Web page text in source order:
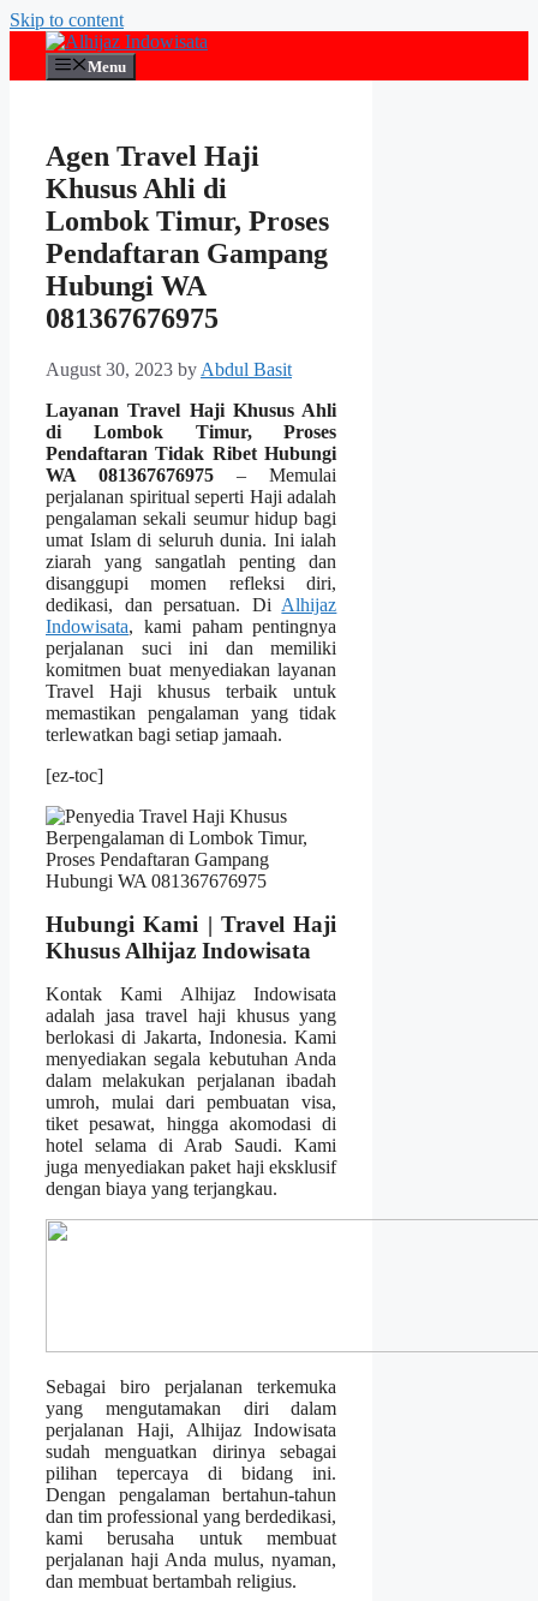
Skip to content
Menu
Agen Travel Haji
Khusus Ahli di
Lombok Timur, Proses
Pendaftaran Gampang
Hubungi WA
081367676975
August 30, 2023 by Abdul Basit
Layanan Travel Haji Khusus Ahli
di Lombok Timur, Proses
Pendaftaran Tidak Ribet Hubungi
WA 081367676975 – Memulai
perjalanan spiritual seperti Haji adalah
pengalaman sekali seumur hidup bagi
umat Islam di seluruh dunia. Ini ialah
ziarah yang sangatlah penting dan
disanggupi momen refleksi diri,
dedikasi, dan persatuan. Di Alhijaz
Indowisata, kami paham pentingnya
perjalanan suci ini dan memiliki
komitmen buat menyediakan layanan
Travel Haji khusus terbaik untuk
memastikan pengalaman yang tidak
terlewatkan bagi setiap jamaah.
[ez-toc]
Hubungi Kami | Travel Haji
Khusus Alhijaz Indowisata
Kontak Kami Alhijaz Indowisata
adalah jasa travel haji khusus yang
berlokasi di Jakarta, Indonesia. Kami
menyediakan segala kebutuhan Anda
dalam melakukan perjalanan ibadah
umroh, mulai dari pembuatan visa,
tiket pesawat, hingga akomodasi di
hotel selama di Arab Saudi. Kami
juga menyediakan paket haji eksklusif
dengan biaya yang terjangkau.
Sebagai biro perjalanan terkemuka
yang mengutamakan diri dalam
perjalanan Haji, Alhijaz Indowisata
sudah menguatkan dirinya sebagai
pilihan tepercaya di bidang ini.
Dengan pengalaman bertahun-tahun
dan tim professional yang berdedikasi,
kami berusaha untuk membuat
perjalanan haji Anda mulus, nyaman,
dan membuat bertambah religius.